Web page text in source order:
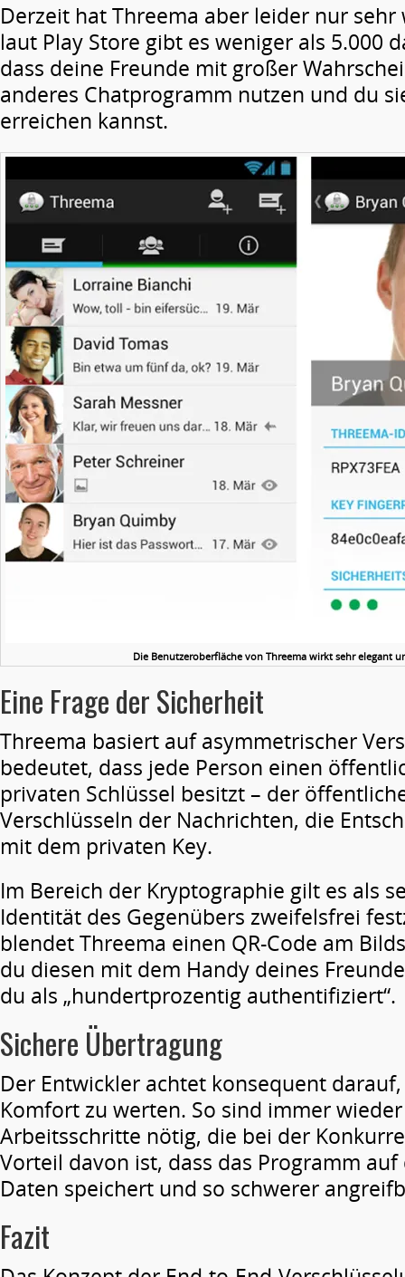
Derzeit hat Threema aber leider nur sehr
laut Play Store gibt es weniger als 5.000
dass deine Freunde mit großer
anderes Chatprogramm nutzen und du
erreichen kannst.
Die Benutzeroberfläche von Threema wirkt sehr elegant
Eine Frage der Sicherheit
Threema basiert auf asymmetrischer
bedeutet, dass jede Person einen
privaten Schlüssel besitzt – der
Verschlüsseln der Nachrichten, die
mit dem privaten Key.
Im Bereich der Kryptographie gilt es als
Identität des Gegenübers zweifelsfrei
blendet Threema einen QR-Code am
du diesen mit dem Handy deines
du als „hundertprozentig authentifiziert“.
Sichere Übertragung
Der Entwickler achtet konsequent
Komfort zu werten. So sind immer
Arbeitsschritte nötig, die bei der
Vorteil davon ist, dass das Programm
Daten speichert und so schwerer
Fazit